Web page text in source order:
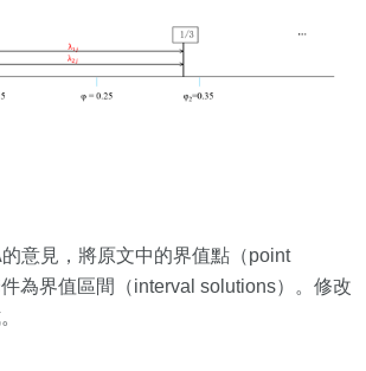
意見，將原文中的界值點（point
為界值區間（interval solutions）。修改